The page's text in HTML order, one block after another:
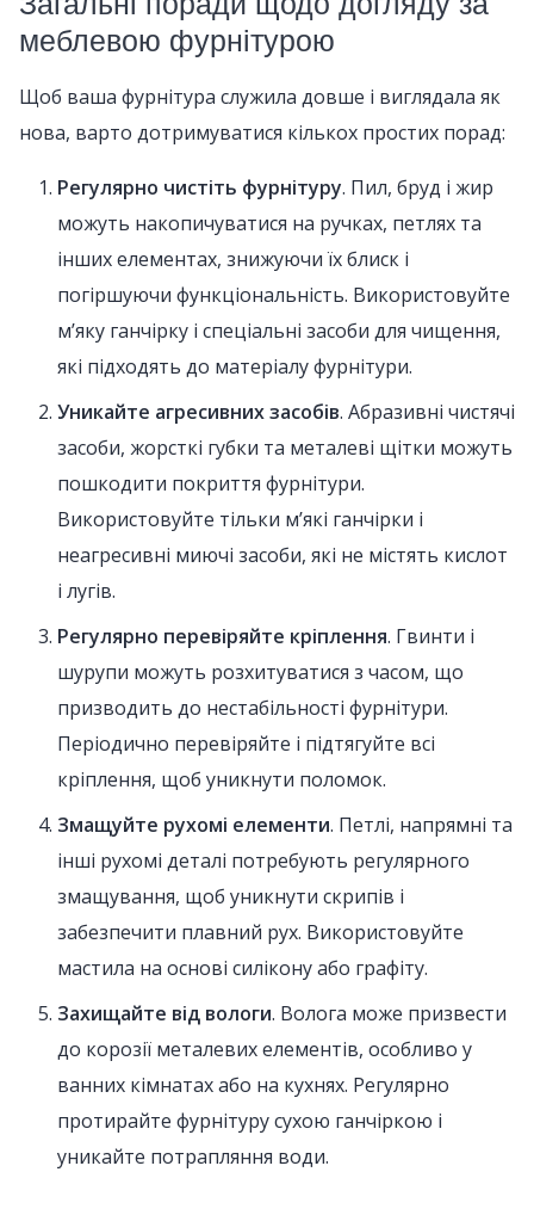
меблевою фурнітурою
Щоб ваша фурнітура служила довше і виглядала як
нова, варто дотримуватися кількох простих порад:
Регулярно чистіть фурнітуру. Пил, бруд і жир
можуть накопичуватися на ручках, петлях та
інших елементах, знижуючи їх блиск і
погіршуючи функціональність. Використовуйте
м’яку ганчірку і спеціальні засоби для чищення,
які підходять до матеріалу фурнітури.
Уникайте агресивних засобів. Абразивні чистячі
засоби, жорсткі губки та металеві щітки можуть
пошкодити покриття фурнітури.
Використовуйте тільки м’які ганчірки і
неагресивні миючі засоби, які не містять кислот
і лугів.
Регулярно перевіряйте кріплення. Гвинти і
шурупи можуть розхитуватися з часом, що
призводить до нестабільності фурнітури.
Періодично перевіряйте і підтягуйте всі
кріплення, щоб уникнути поломок.
Змащуйте рухомі елементи. Петлі, напрямні та
інші рухомі деталі потребують регулярного
змащування, щоб уникнути скрипів і
забезпечити плавний рух. Використовуйте
мастила на основі силікону або графіту.
Захищайте від вологи. Волога може призвести
до корозії металевих елементів, особливо у
ванних кімнатах або на кухнях. Регулярно
протирайте фурнітуру сухою ганчіркою і
уникайте потрапляння води.